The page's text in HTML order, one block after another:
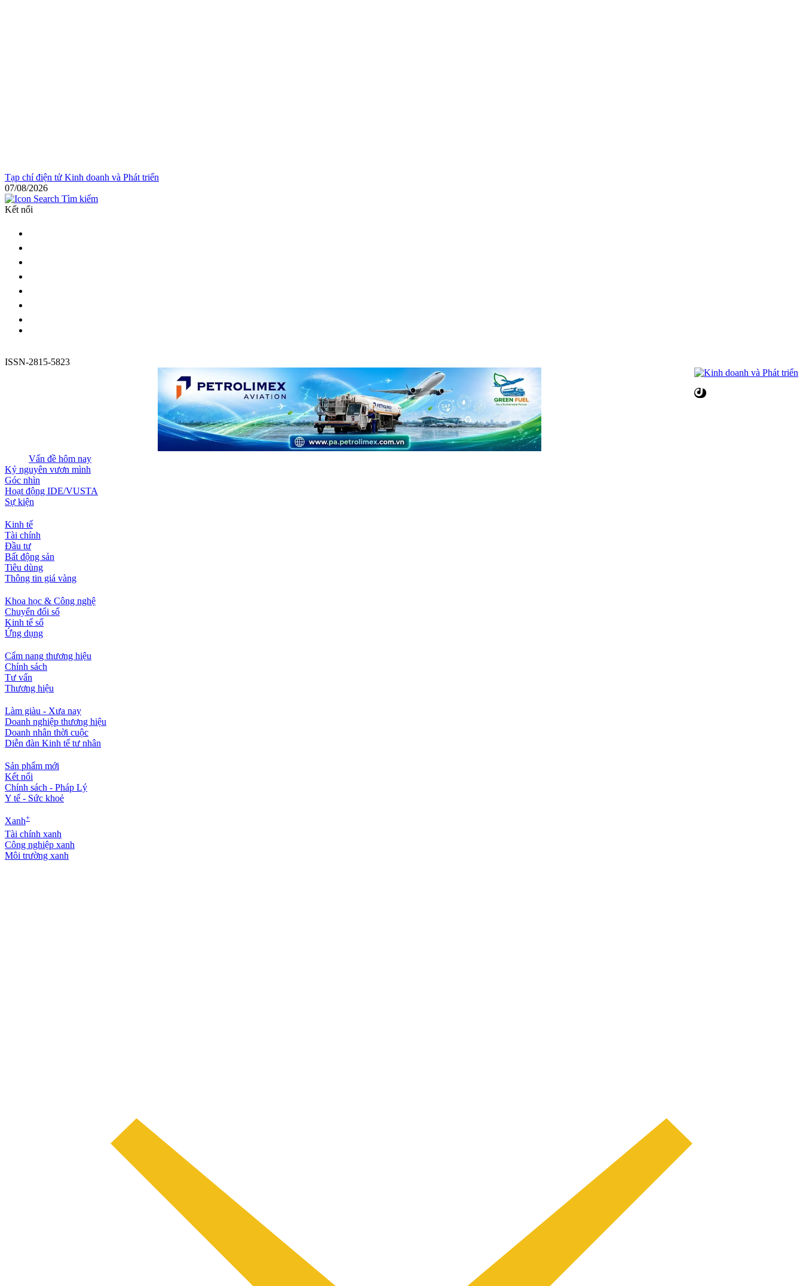
Tạp chí điện tử Kinh doanh và Phát triển
07/08/2026
Tìm kiếm
Kết nối
ISSN-2815-5823
Vấn đề hôm nay
Kỷ nguyên vươn mình
Góc nhìn
Hoạt động IDE/VUSTA
Sự kiện
Kinh tế
Tài chính
Đầu tư
Bất động sản
Tiêu dùng
Thông tin giá vàng
Khoa học & Công nghệ
Chuyển đổi số
Kinh tế số
Ứng dụng
Cẩm nang thương hiệu
Chính sách
Tư vấn
Thương hiệu
Làm giàu - Xưa nay
Doanh nghiệp thương hiệu
Doanh nhân thời cuộc
Diễn đàn Kinh tế tư nhân
Sản phẩm mới
Kết nối
Chính sách - Pháp Lý
Y tế - Sức khoẻ
Xanh+
Tài chính xanh
Công nghiệp xanh
Môi trường xanh